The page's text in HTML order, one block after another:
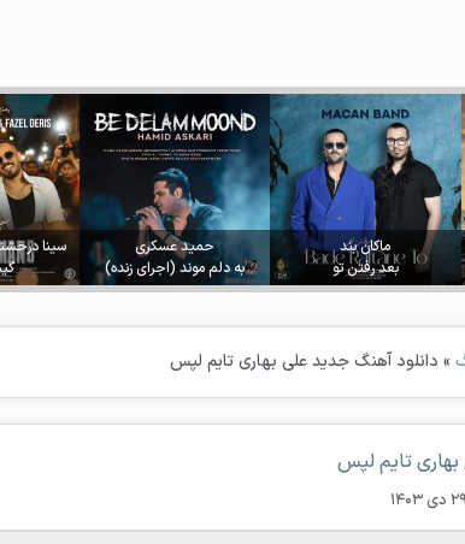
ماکان بند
بعد رفتن تو
حمید عسکری
به دلم موند (اجرای زنده)
سینا
» دانلود آهنگ جدید علی بهاری تایم لپس
تایم لپس
۱۴۰۳